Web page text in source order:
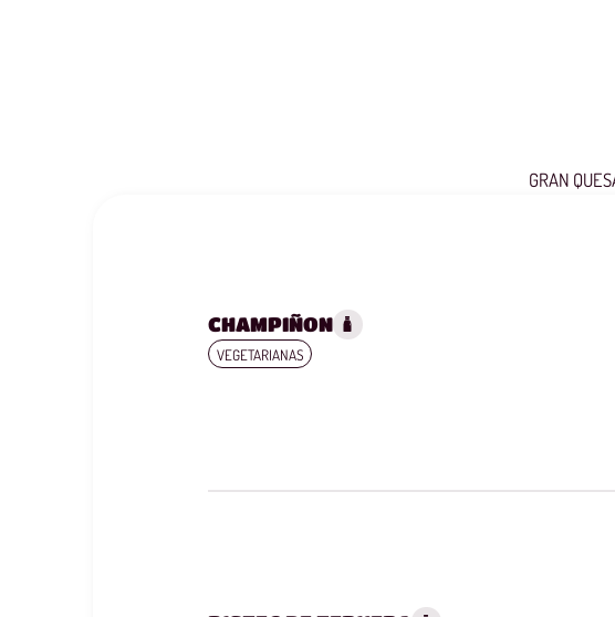
GRAN
CHAMPIÑON
VEGETARIANAS